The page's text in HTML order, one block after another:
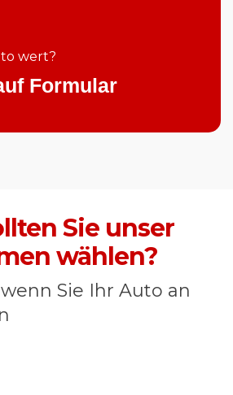
wert?
Formular
Sie unser
wählen?
Sie Ihr Auto an